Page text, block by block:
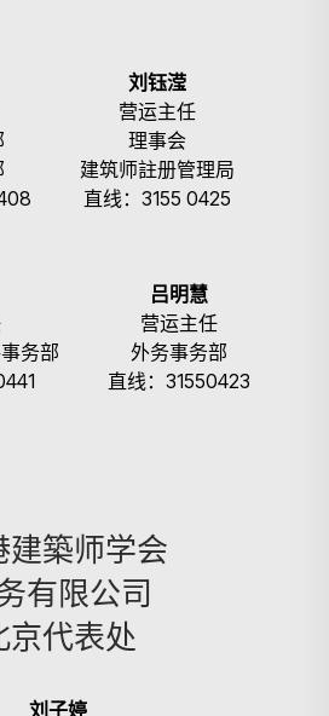
刘钰滢
营运主任
理事会
建筑师註册管理局
直线：3155 0425
务部
吕明慧
营运主任
外务事务部
直线：31550423
建築师学会
有限公司
京代表处
刘子婷